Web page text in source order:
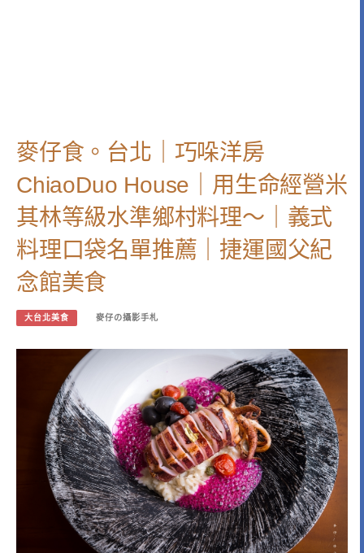
麥仔食。台北｜巧哚洋房
ChiaoDuo House｜用生命經營米
其林等級水準鄉村料理～｜義式
料理口袋名單推薦｜捷運國父紀
念館美食
大台北美食 麥仔の攝影手札